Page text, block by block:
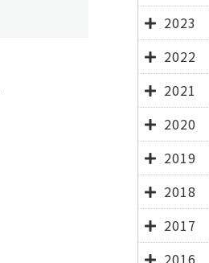
2023
2022
2021
2020
2019
2018
2017